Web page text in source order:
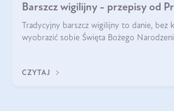
Barszcz wigilijny - przepisy od
Tradycyjny barszcz wigilijny to danie, bez
wyobrazić sobie Święta Bożego
CZYTAJ